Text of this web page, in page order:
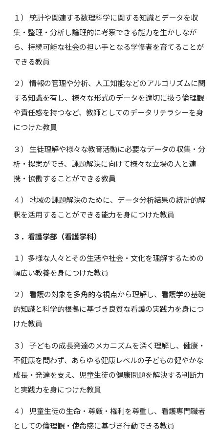
１） 統計や関連する数理科学に関する知識とデータを収
集・整理・分析し論理的に考察できる能力を生かしなが
ら、持続可能な社会の担い手となる学修者を育てることが
できる教員
２） 情報の管理や分析、人工知能などのアルゴリズムに関
する知識を有し、様々な形式のデータを適切に扱う倫理観
や責任感を持つなど、教師としてのデータリテラシーを身
につけた教員
３） 生徒理解や様々な教育活動に必要なデータの収集・分
析・提案ができ、課題解決に向けて様々な立場の人と連
携・協働することができる教員
４） 地域の課題解決のために、データ分析結果の統計的解
釈を活用することができる能力を身につけた教員
３．看護学部（看護学科）
１）多様な人々とその生活や社会・文化を理解するための
幅広い教養を身につけた教員
２） 看護の対象を多角的な視点から理解し、看護学の基礎
的知識と科学的根拠に基づき良質な看護の実践力を身につ
けた教員
３） 子どもの成長発達のメカニズムを深く理解し、健康・
不健康を問わず、あらゆる健康レベルの子どもの健やかな
成長・発達を支え、児童生徒の健康問題を解決する判断力
と実践力を身につけた教員
４） 児童生徒の生命・尊厳・権利を尊重し、看護専門職者
としての倫理観・使命感に基づき行動できる教員